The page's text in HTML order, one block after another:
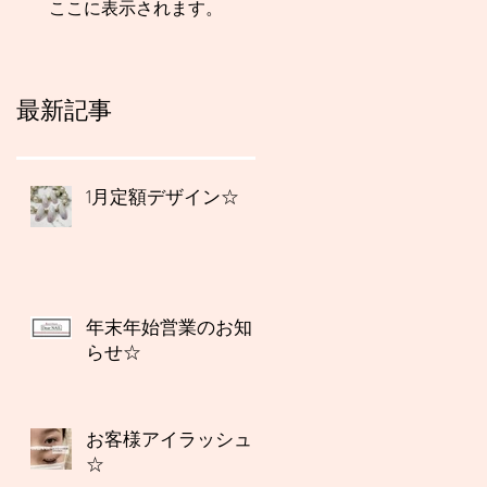
ここに表示されます。
最新記事
1月定額デザイン☆
年末年始営業のお知
らせ☆
お客様アイラッシュ
☆